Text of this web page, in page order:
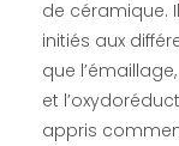
de céramique.
initiés aux
que
et
appris